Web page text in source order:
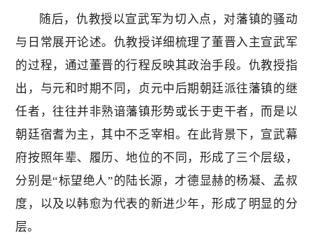
随后，仇教授以宣武军为切入点，对藩镇的骚动
与日常展开论述。仇教授详细梳理了董晋入主宣武军
的过程，通过董晋的行程反映其政治手段。仇教授指
出，与元和时期不同，贞元中后期朝廷派往藩镇的继
任者，往往并非熟谙藩镇形势或长于吏干者，而是以
朝廷宿耆为主，其中不乏宰相。在此背景下，宣武幕
府按照年辈、履历、地位的不同，形成了三个层级，
分别是“标望绝人”的陆长源，才德显赫的杨凝、孟叔
度，以及以韩愈为代表的新进少年，形成了明显的分
层。